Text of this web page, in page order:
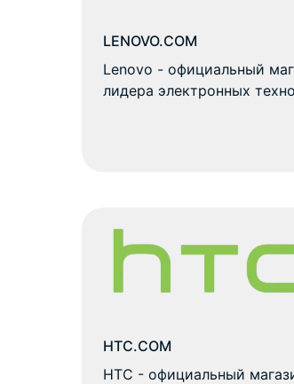
LENOVO.COM
Lenovo - официальный
лидера электронных
HTC.COM
HTC - официальный